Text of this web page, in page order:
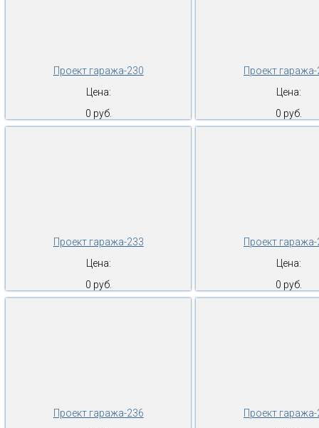
Проект гаража-230
Цена:
0 руб.
Проект
Цена:
0 руб.
Проект гаража-233
Цена:
0 руб.
Проект
Цена:
0 руб.
Проект гаража-236
Проект